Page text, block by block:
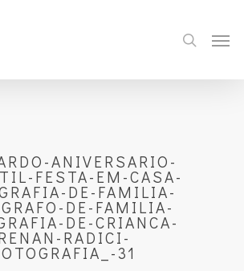
ANIVERSARIO-
FESTA-EM-CASA-
DE-FAMILIA-
DE-FAMILIA-
DE-CRIANCA-
RADICI-
31